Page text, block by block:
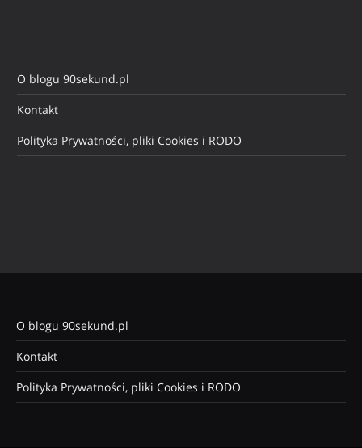
O blogu 90sekund.pl
Kontakt
Polityka Prywatności, pliki Cookies i RODO
O blogu 90sekund.pl
Kontakt
Polityka Prywatności, pliki Cookies i RODO